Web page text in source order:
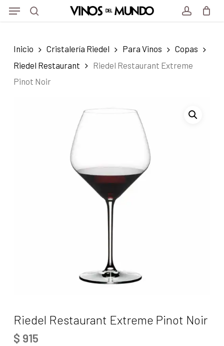
Skip
content
Menu
Inicio Cristalería Riedel Para Vinos
Copas
Riedel Restaurant
Riedel Restaurant Extreme
Pinot Noir
Riedel Restaurant Extreme Pinot Noir
$ 915
Menu